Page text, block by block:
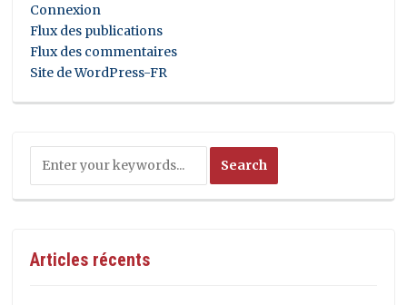
Connexion
Flux des publications
Flux des commentaires
Site de WordPress-FR
Articles récents